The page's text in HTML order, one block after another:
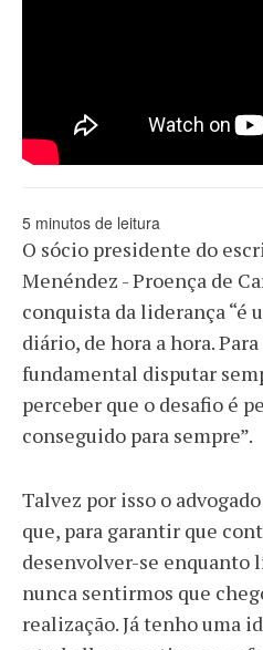
5 minutos de leitura
O sócio presidente do
Menéndez - Proença de
conquista da liderança “é
diário, de hora a hora.
fundamental disputar
perceber que o desafio é
conseguido para sempre”.
Talvez por isso o
que, para garantir que
desenvolver-se enquanto
nunca sentirmos que
realização. Já tenho uma